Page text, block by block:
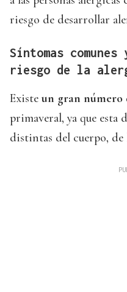
riesgo de desarrollar
Síntomas
riesgo de la
Existe un gran número
primaveral, ya que esta
distintas del cuerpo, de